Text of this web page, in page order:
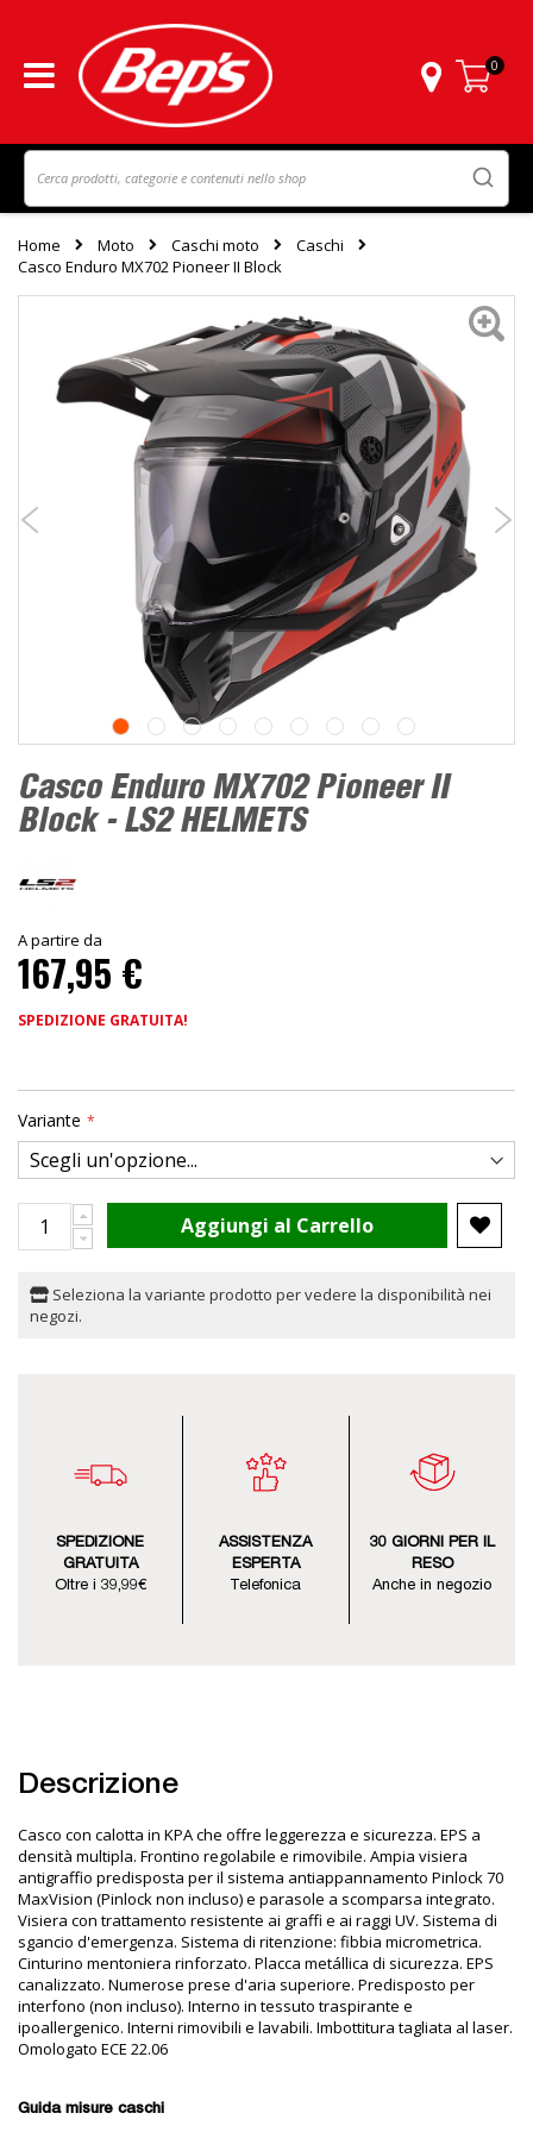
Carrello
0
Home Moto Caschi moto
Caschi
Casco Enduro MX702 Pioneer II Block
Casco Enduro MX702 Pioneer II
Block - LS2 HELMETS
A partire da
167,95 €
SPEDIZIONE GRATUITA!
Variante
Aggiungi al Carrello
Seleziona la variante prodotto per vedere la disponibilità nei
negozi.
SPEDIZIONE
GRATUITA
Oltre i 39,99€
ASSISTENZA
ESPERTA
Telefonica
30 GIORNI PER IL
RESO
Anche in negozio
Descrizione
Casco con calotta in KPA che offre leggerezza e sicurezza. EPS a
densità multipla. Frontino regolabile e rimovibile. Ampia visiera
antigraffio predisposta per il sistema antiappannamento Pinlock 70
MaxVision (Pinlock non incluso) e parasole a scomparsa integrato.
Visiera con trattamento resistente ai graffi e ai raggi UV. Sistema di
sgancio d'emergenza. Sistema di ritenzione: fibbia micrometrica.
Cinturino mentoniera rinforzato. Placca metállica di sicurezza. EPS
canalizzato. Numerose prese d'aria superiore. Predisposto per
interfono (non incluso). Interno in tessuto traspirante e
ipoallergenico. Interni rimovibili e lavabili. Imbottitura tagliata al laser.
Omologato ECE 22.06
Guida misure caschi